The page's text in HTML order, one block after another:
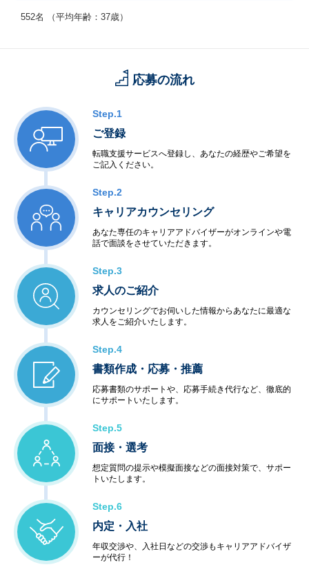
552名 （平均年齢：37歳）
応募の流れ
Step.1
ご登録
転職支援サービスへ登録し、あなたの経歴やご希望を
ご記入ください。
Step.2
キャリアカウンセリング
あなた専任のキャリアアドバイザーがオンラインや電
話で面談をさせていただきます。
Step.3
求人のご紹介
カウンセリングでお伺いした情報からあなたに最適な
求人をご紹介いたします。
Step.4
書類作成・応募・推薦
応募書類のサポートや、応募手続き代行など、徹底的
にサポートいたします。
Step.5
面接・選考
想定質問の提示や模擬面接などの面接対策で、サポー
トいたします。
Step.6
内定・入社
年収交渉や、入社日などの交渉もキャリアアドバイザ
ーが代行！